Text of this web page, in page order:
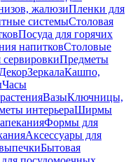
жалюзиПленки для
системыСтоловая
Посуда для горячих
напитковСтоловые
сервировкиПредметы
ДекорЗеркалаКашпо,
Часы
ВазыКлючницы,
интерьераШирмы
Формы для
Аксессуары для
Бытовая